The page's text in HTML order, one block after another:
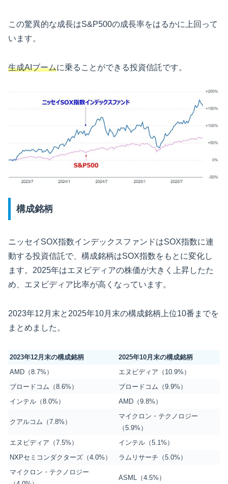
この驚異的な成長はS&P500の成長率をはるかに上回って
います。
生成AIブームに乗ることができる投資信託です。
構成銘柄
ニッセイSOX指数インデックスファンドはSOX指数に連
動する投資信託で、構成銘柄はSOX指数をもとに変化し
ます。2025年はエヌビディアの株価が大きく上昇したた
め、エヌビディア比率が高くなっています。
2023年12月末と2025年10月末の構成銘柄上位10番までを
まとめました。
2023年12月末の構成銘柄 2025年10月末の構成銘柄
AMD（8.7%）
エヌビディア（10.9%）
ブロードコム（8.6%）
ブロードコム（9.9%）
インテル（8.0%）
AMD（9.8%）
クアルコム（7.8%）
マイクロン・テクノロジー
（5.9%）
エヌビディア（7.5%）
インテル（5.1%）
NXPセミコンダクターズ（4.0%）
ラムリサーチ（5.0%）
マイクロン・テクノロジー
ASML（4.5%）